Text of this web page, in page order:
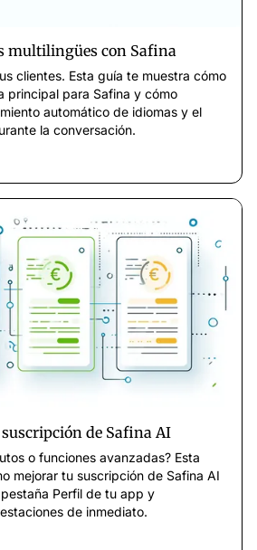
multilingües con Safina
clientes. Esta guía te muestra cómo
principal para Safina y cómo
automático de idiomas y el
la conversación.
de Safina AI
o funciones avanzadas? Esta
mejorar tu suscripción de Safina AI
Perfil de tu app y
de inmediato.